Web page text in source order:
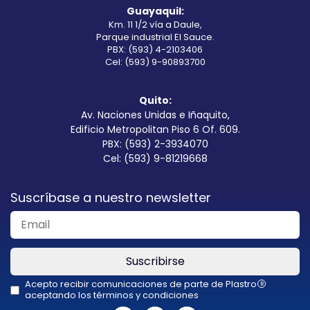
Guayaquil:
Km. 11 1/2 vía a Daule,
Parque industrial El Sauce.
PBX: (593) 4-2103406
Cel: (593) 9-90893700
Quito:
Av. Naciones Unidas e Iñaquito,
Edificio Metropolitan Piso 6 Of. 609.
PBX: (593) 2-3934070
Cel: (593) 9-81219668
Suscríbase a nuestro newsletter
Suscribirse
Acepto recibir comunicaciones de parte de PlastroR
aceptando los términos y condiciones